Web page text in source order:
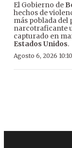
El Gobierno de
hechos de
más poblada del
narcotraficante
capturado en
Estados Unidos.
Agosto 6, 2026